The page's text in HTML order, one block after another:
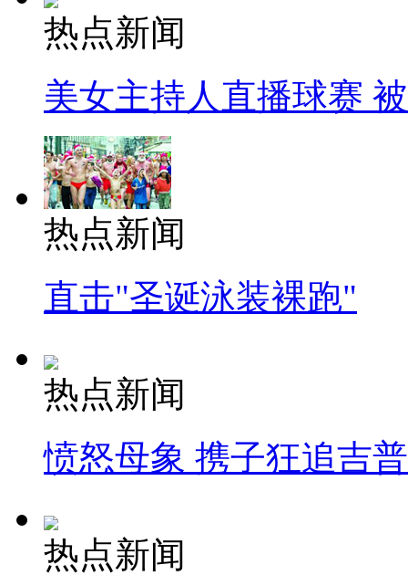
热点新闻
美女主持人直播球赛
热点新闻
直击"圣诞泳装裸跑"
热点新闻
愤怒母象 携子狂追吉
热点新闻